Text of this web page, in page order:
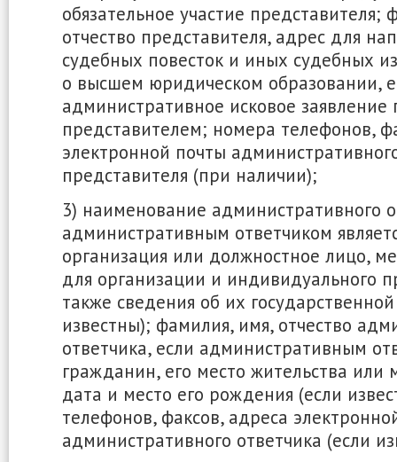
обязательное участие представителя;
отчество представителя, адрес для
судебных повесток и иных судебных
о высшем юридическом образовании,
административное исковое заявление
представителем; номера телефонов,
электронной почты
представителя (при наличии);
3) наименование административного
административным ответчиком
организация или должностное лицо,
для организации и индивидуального
также сведения об их
известны); фамилия, имя, отчество
ответчика, если административным
гражданин, его место жительства или
дата и место его рождения (если
телефонов, факсов, адреса
административного ответчика (если